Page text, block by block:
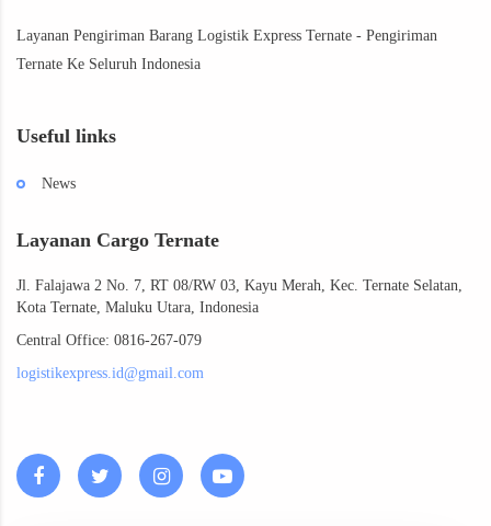
Layanan Pengiriman Barang Logistik Express Ternate - Pengiriman
Ternate Ke Seluruh Indonesia
Useful links
News
Layanan Cargo Ternate
Jl. Falajawa 2 No. 7, RT 08/RW 03, Kayu Merah, Kec. Ternate Selatan,
Kota Ternate, Maluku Utara, Indonesia
Central Office: 0816-267-079
logistikexpress.id@gmail.com